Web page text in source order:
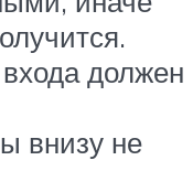
должен
внизу не